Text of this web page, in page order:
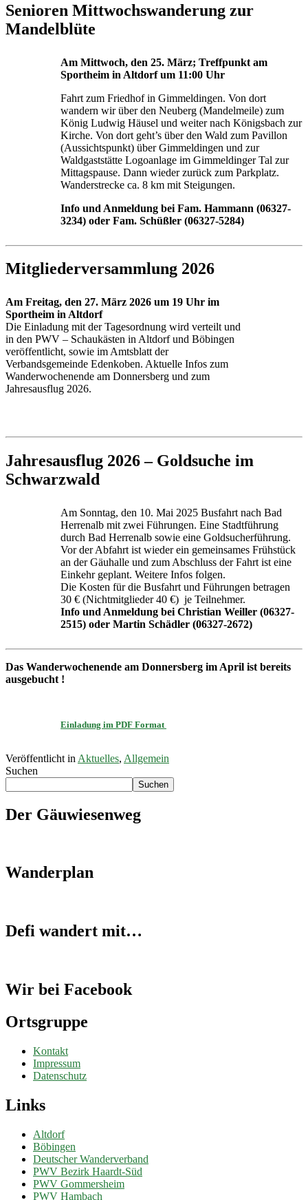
Senioren Mittwochswanderung zur
Mandelblüte
Am Mittwoch, den 25. März; Treffpunkt am
Sportheim in Altdorf um 11:00 Uhr
Fahrt zum Friedhof in Gimmeldingen. Von dort
wandern wir über den Neuberg (Mandelmeile) zum
König Ludwig Häusel und weiter nach Königsbach zur
Kirche. Von dort geht’s über den Wald zum Pavillon
(Aussichtspunkt) über Gimmeldingen und zur
Waldgaststätte Logoanlage im Gimmeldinger Tal zur
Mittagspause. Dann wieder zurück zum Parkplatz.
Wanderstrecke ca. 8 km mit Steigungen.
Info und Anmeldung bei Fam. Hammann (06327-
3234) oder Fam. Schüßler (06327-5284)
Mitgliederversammlung 2026
Am Freitag, den 27. März 2026 um 19 Uhr im
Sportheim in Altdorf
Die Einladung mit der Tagesordnung wird verteilt und
in den PWV – Schaukästen in Altdorf und Böbingen
veröffentlicht, sowie im Amtsblatt der
Verbandsgemeinde Edenkoben. Aktuelle Infos zum
Wanderwochenende am Donnersberg und zum
Jahresausflug 2026.
Jahresausflug 2026 – Goldsuche im
Schwarzwald
Am Sonntag, den 10. Mai 2025 Busfahrt nach Bad
Herrenalb mit zwei Führungen. Eine Stadtführung
durch Bad Herrenalb sowie eine Goldsucherführung.
Vor der Abfahrt ist wieder ein gemeinsames Frühstück
an der Gäuhalle und zum Abschluss der Fahrt ist eine
Einkehr geplant. Weitere Infos folgen.
Die Kosten für die Busfahrt und Führungen betragen
30 € (Nichtmitglieder 40 €) je Teilnehmer.
Info und Anmeldung bei Christian Weiller (06327-
2515) oder Martin Schädler (06327-2672)
Das Wanderwochenende am Donnersberg im April ist bereits
ausgebucht !
Einladung im PDF Format
Veröffentlicht in Aktuelles, Allgemein
Suchen
Suchen
Der Gäuwiesenweg
Wanderplan
Defi wandert mit…
Wir bei Facebook
Ortsgruppe
Kontakt
Impressum
Datenschutz
Links
Altdorf
Böbingen
Deutscher Wanderverband
PWV Bezirk Haardt-Süd
PWV Gommersheim
PWV Hambach